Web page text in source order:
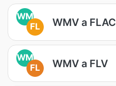
WM
FL
WMV a FLAC
WM
FL
WMV a FLV